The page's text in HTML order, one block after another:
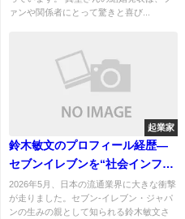
ァンや関係者にとって驚きと喜び...
起業家
鈴木敏文のプロフィール経歴―
セブンイレブンを“社会インフ
ラ”に変えた男の功績とは
2026年5月、日本の流通業界に大きな衝撃
が走りました。セブン‐イレブン・ジャパ
ンの生みの親として知られる鈴木敏文さ